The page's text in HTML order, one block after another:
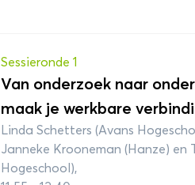
Sessieronde 1
Van onderzoek naar
maak je werkbare
Linda Schetters (Avans
Janneke Krooneman (Hanze) en
Hogeschool),